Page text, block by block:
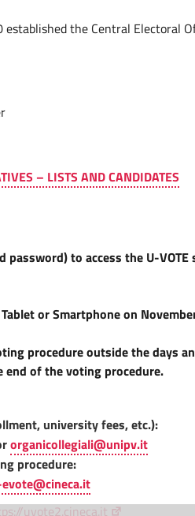
the Central Electoral
– LISTS AND CANDIDATES
to access the U-
or Smartphone on
procedure outside the days
end of the voting procedure.
university fees, etc.):
organicollegiali@unipv.it
procedure:
uvote2.cineca.it